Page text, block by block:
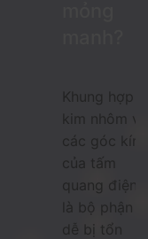
Khung hợp
kim nhôm và
các góc kính
của tấm
quang điện
là bộ phận
dễ bị tổn